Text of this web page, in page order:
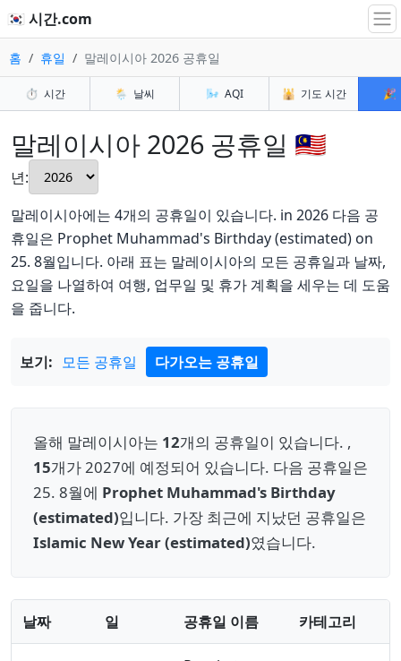
🇰🇷 시간.com
홈 휴일 말레이시아 2026 공휴일
⏱️ 시간 🌦️ 날씨 🌬️ AQI 🕌 기도 시간 🎉
말레이시아 2026 공휴일 🇲🇾
년:
말레이시아에는 4개의 공휴일이 있습니다. in 2026 다음 공
휴일은 Prophet Muhammad's Birthday (estimated) on
25. 8월입니다. 아래 표는 말레이시아의 모든 공휴일과 날짜,
요일을 나열하여 여행, 업무일 및 휴가 계획을 세우는 데 도움
을 줍니다.
보기: 모든 공휴일 다가오는 공휴일
올해 말레이시아는 12개의 공휴일이 있습니다. ,
15개가 2027에 예정되어 있습니다. 다음 공휴일은
25. 8월에 Prophet Muhammad's Birthday
(estimated)입니다. 가장 최근에 지났던 공휴일은
Islamic New Year (estimated)였습니다.
날짜 일 공휴일 이름 카테고리